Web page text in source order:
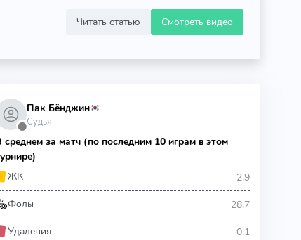
Читать статью Смотреть видео
⬤
Пак Бёнджин
Судья
среднем за матч (по последним 10 играм в этом
ЖК
2.9
Фолы 28.7
Удаления 0.1